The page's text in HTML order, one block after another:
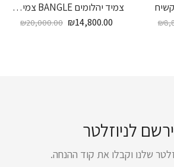
₪
צמיד יהלומים BANGLE צמיד זהב ויהלומים קשיח
₪14,800.00
₪20,000.00
לניוזלטר
שלנו וקבלו את קוד ההנחה.